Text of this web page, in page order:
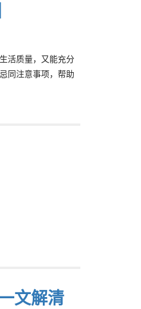
活质量，又能充分
同注意事项，帮助
文解清